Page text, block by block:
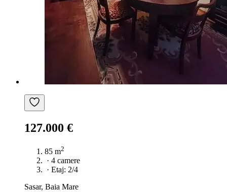
127.000 €
85 m2
· 4 camere
· Etaj: 2/4
Sasar, Baia Mare